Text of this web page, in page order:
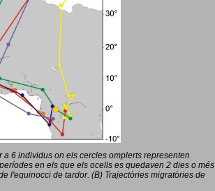
6 individus on els cercles omplerts representen
en els que els ocells es quedaven 2 dies o més
l'equinocci de tardor. (B) Trajectòries migratòries de